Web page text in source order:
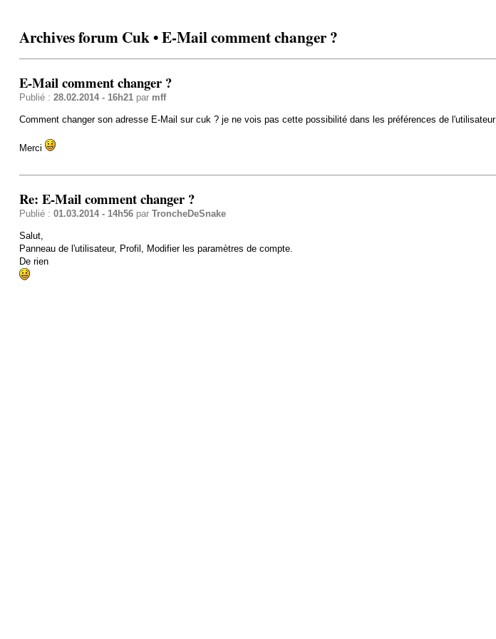
Archives forum Cuk • E-Mail comment changer ?
E-Mail comment changer ?
Publié : 28.02.2014 - 16h21par mff
Comment changer son adresse E-Mail sur cuk ? je ne vois pas cette possibilité dans les préférences de l'utilisateur
Merci
Re: E-Mail comment changer ?
Publié : 01.03.2014 - 14h56par TroncheDeSnake
Salut,
Panneau de l'utilisateur, Profil, Modifier les paramètres de compte.
De rien